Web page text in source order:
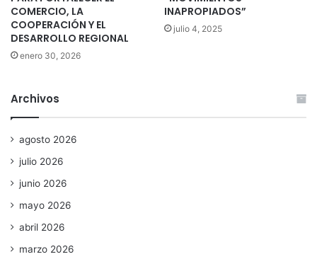
COMERCIO, LA
COOPERACIÓN Y EL
DESARROLLO REGIONAL
enero 30, 2026
INAPROPIADOS”
julio 4, 2025
Archivos
agosto 2026
julio 2026
junio 2026
mayo 2026
abril 2026
marzo 2026